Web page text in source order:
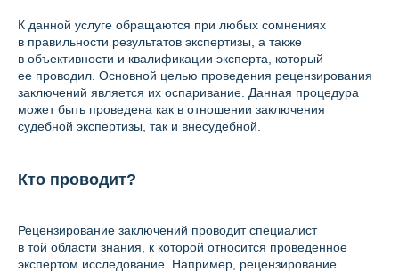
К данной услуге обращаются при любых сомнениях
в правильности результатов экспертизы, а также
в объективности и квалификации эксперта, который
ее проводил. Основной целью проведения рецензирования
заключений является их оспаривание. Данная процедура
может быть проведена как в отношении заключения
судебной экспертизы, так и внесудебной.
Кто проводит?
Рецензирование заключений проводит специалист
в той области знания, к которой относится проведенное
экспертом исследование. Например, рецензирование